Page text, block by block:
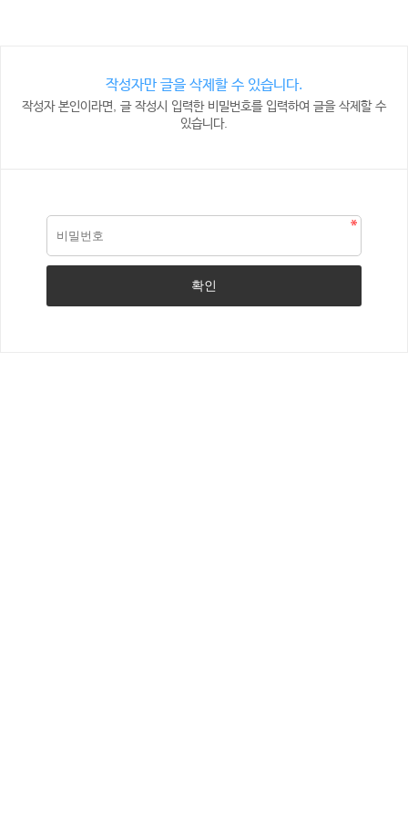
작성자만 글을 삭제할 수 있습니다.
작성자 본인이라면, 글 작성시 입력한 비밀번호를 입력하여 글을 삭제할 수
있습니다.